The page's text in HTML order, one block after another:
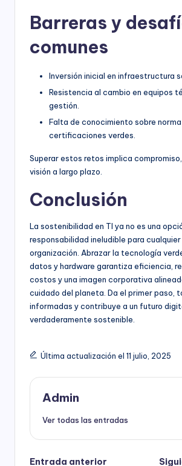
Barreras y
comunes
Inversión inicial en infraestructura
Resistencia al cambio en equipos
gestión.
Falta de conocimiento sobre
certificaciones verdes.
Superar estos retos implica
visión a largo plazo.
Conclusión
La sostenibilidad en TI ya no es una
responsabilidad ineludible para cualquier
organización. Abrazar la tecnología
datos y hardware garantiza eficiencia,
costos y una imagen corporativa
cuidado del planeta. Da el primer paso,
informadas y contribuye a un futuro
verdaderamente sostenible.
Última actualización el 11 julio, 2025
Admin
Ver todas las entradas
Entrada anterior